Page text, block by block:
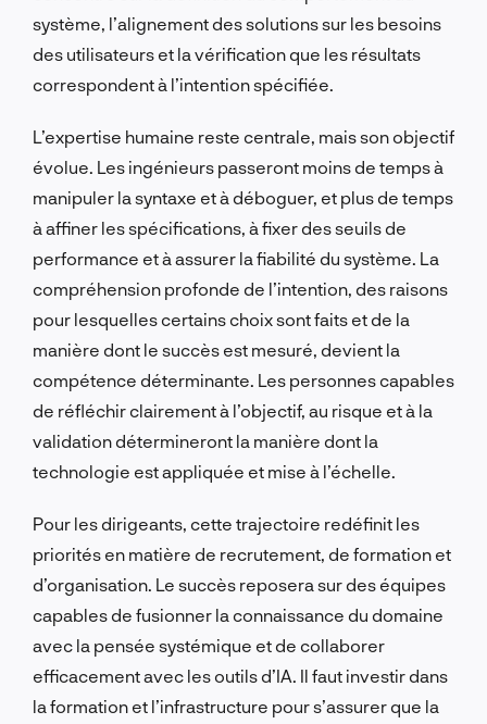
système, l’alignement des solutions sur les besoins
des utilisateurs et la vérification que les résultats
correspondent à l’intention spécifiée.
L’expertise humaine reste centrale, mais son objectif
évolue. Les ingénieurs passeront moins de temps à
manipuler la syntaxe et à déboguer, et plus de temps
à affiner les spécifications, à fixer des seuils de
performance et à assurer la fiabilité du système. La
compréhension profonde de l’intention, des raisons
pour lesquelles certains choix sont faits et de la
manière dont le succès est mesuré, devient la
compétence déterminante. Les personnes capables
de réfléchir clairement à l’objectif, au risque et à la
validation détermineront la manière dont la
technologie est appliquée et mise à l’échelle.
Pour les dirigeants, cette trajectoire redéfinit les
priorités en matière de recrutement, de formation et
d’organisation. Le succès reposera sur des équipes
capables de fusionner la connaissance du domaine
avec la pensée systémique et de collaborer
efficacement avec les outils d’IA. Il faut investir dans
la formation et l’infrastructure pour s’assurer que la